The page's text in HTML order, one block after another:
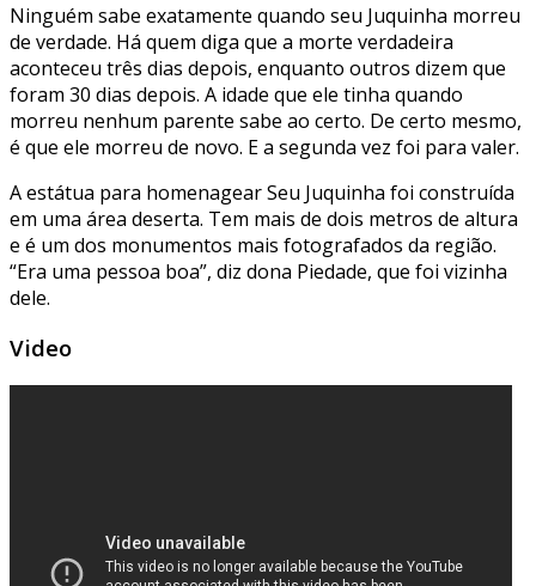
Ninguém sabe exatamente quando seu Juquinha morreu
de verdade. Há quem diga que a morte verdadeira
aconteceu três dias depois, enquanto outros dizem que
foram 30 dias depois. A idade que ele tinha quando
morreu nenhum parente sabe ao certo. De certo mesmo,
é que ele morreu de novo. E a segunda vez foi para valer.
A estátua para homenagear Seu Juquinha foi construída
em uma área deserta. Tem mais de dois metros de altura
e é um dos monumentos mais fotografados da região.
“Era uma pessoa boa”, diz dona Piedade, que foi vizinha
dele.
Video